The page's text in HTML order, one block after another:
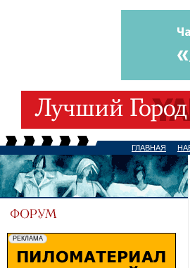
ГЛАВНАЯ